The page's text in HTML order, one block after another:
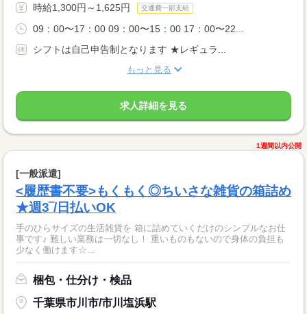
時給1,300円～1,625円 交通費一部支給
09：00〜17：00 09：00〜15：00 17：00〜22...
シフトは自己申告制となります ★レギュラ...
もっと見る
求人詳細を見る
1週間以内公開
[一般派遣]
<履歴書不要>もくもく◎ちいさな雑貨の箱詰め
★週3‾/日払いOK
手のひらサイズの生活雑貨を 箱に詰めていくだけのシンプルなお仕
事です♪ 難しい業務は一切なし！ 重いものもないので身体の負担も
少なく働けます☆...
梱包・仕分け・検品
千葉県市川市/市川塩浜駅